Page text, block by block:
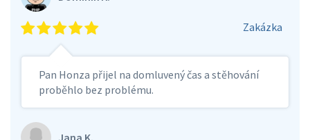
Zakázka
Pan Honza přijel na domluvený čas a stěhování
proběhlo bez problému.